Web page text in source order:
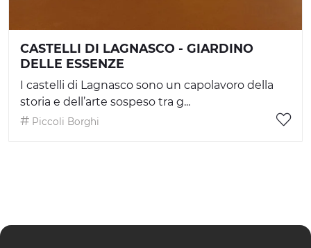
CASTELLI DI LAGNASCO - GIARDINO
DELLE ESSENZE
I castelli di Lagnasco sono un capolavoro della
storia e dell’arte sospeso tra g...
Piccoli Borghi